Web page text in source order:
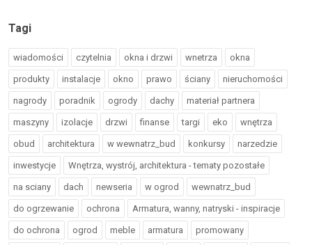
Tagi
wiadomości czytelnia okna i drzwi wnetrza okna
produkty instalacje okno prawo ściany nieruchomości
nagrody poradnik ogrody dachy materiał partnera
maszyny izolacje drzwi finanse targi eko wnętrza
obud architektura w wewnatrz_bud konkursy narzedzie
inwestycje Wnętrza, wystrój, architektura - tematy pozostałe
na sciany dach newseria w ogrod wewnatrz_bud
do ogrzewanie ochrona Armatura, wanny, natryski - inspiracje
do ochrona ogrod meble armatura promowany